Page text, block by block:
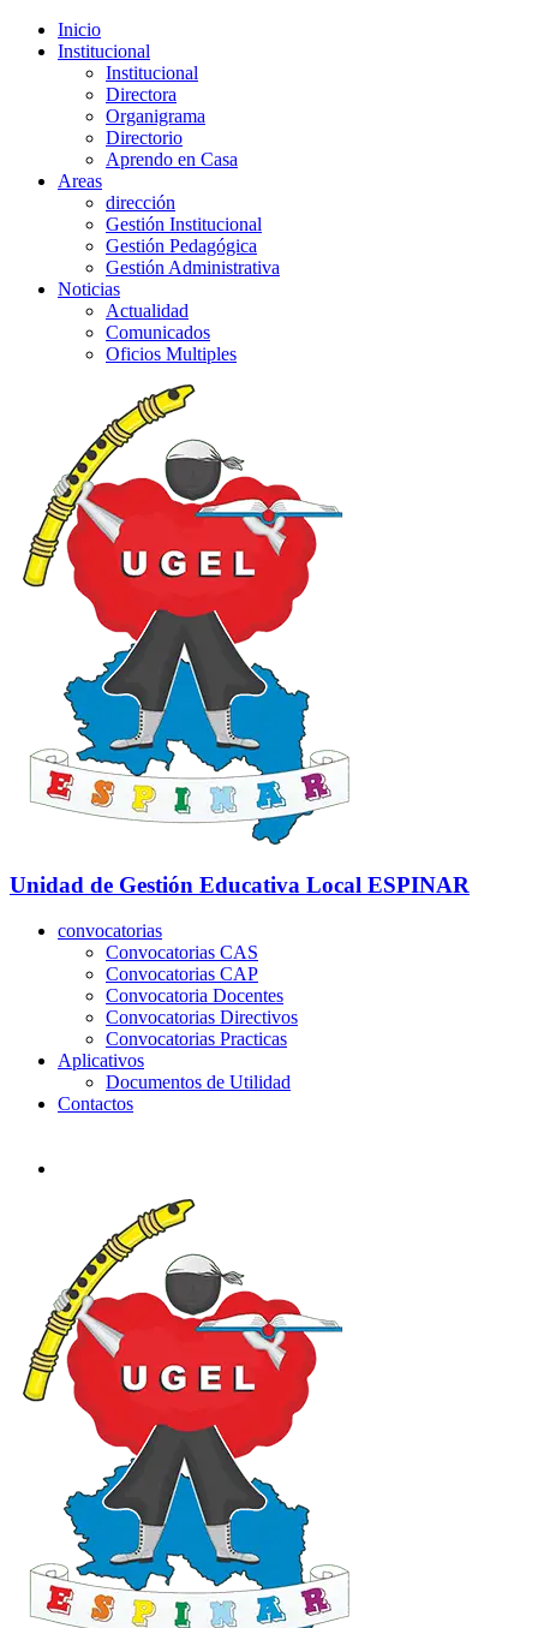
Inicio
Institucional
Institucional
Directora
Organigrama
Directorio
Aprendo en Casa
Areas
dirección
Gestión Institucional
Gestión Pedagógica
Gestión Administrativa
Noticias
Actualidad
Comunicados
Oficios Multiples
Unidad de Gestión Educativa Local ESPINAR
convocatorias
Convocatorias CAS
Convocatorias CAP
Convocatoria Docentes
Convocatorias Directivos
Convocatorias Practicas
Aplicativos
Documentos de Utilidad
Contactos